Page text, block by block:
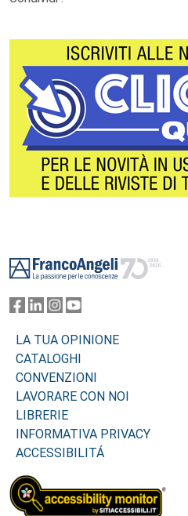
LA TUA OPINIONE
CATALOGHI
CONVENZIONI
LAVORARE CON NOI
LIBRERIE
INFORMATIVA PRIVACY
ACCESSIBILITÁ